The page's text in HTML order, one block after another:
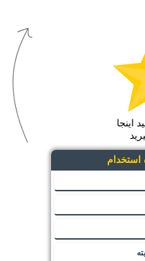
اینجا
استخدام